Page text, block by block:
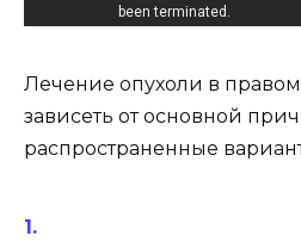
Лечение опухоли в
зависеть от основной
распространенные